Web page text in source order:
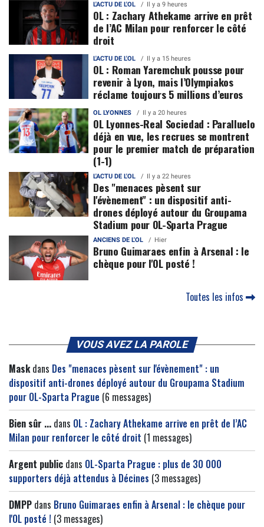
L'ACTU DE L'OL Il y a 9 heures
OL : Zachary Athekame arrive en prêt
de l’AC Milan pour renforcer le côté
droit
L'ACTU DE L'OL Il y a 15 heures
OL : Roman Yaremchuk pousse pour
revenir à Lyon, mais l’Olympiakos
réclame toujours 5 millions d’euros
OL LYONNES Il y a 20 heures
OL Lyonnes-Real Sociedad : Paralluelo
déjà en vue, les recrues se montrent
pour le premier match de préparation
(1-1)
L'ACTU DE L'OL Il y a 22 heures
Des "menaces pèsent sur
l'évènement" : un dispositif anti-
drones déployé autour du Groupama
Stadium pour OL-Sparta Prague
ANCIENS DE L'OL Hier
Bruno Guimaraes enfin à Arsenal : le
chèque pour l'OL posté !
Toutes les infos
VOUS AVEZ LA PAROLE
Maskdans Des "menaces pèsent sur l'évènement" : un
dispositif anti-drones déployé autour du Groupama Stadium
pour OL-Sparta Prague (6 messages)
Bien sûr ... dans OL : Zachary Athekame arrive en prêt de l’AC
Milan pour renforcer le côté droit (1 messages)
Argent public dans OL-Sparta Prague : plus de 30 000
supporters déjà attendus à Décines (3 messages)
DMPP dans Bruno Guimaraes enfin à Arsenal : le chèque pour
l'OL posté ! (3 messages)